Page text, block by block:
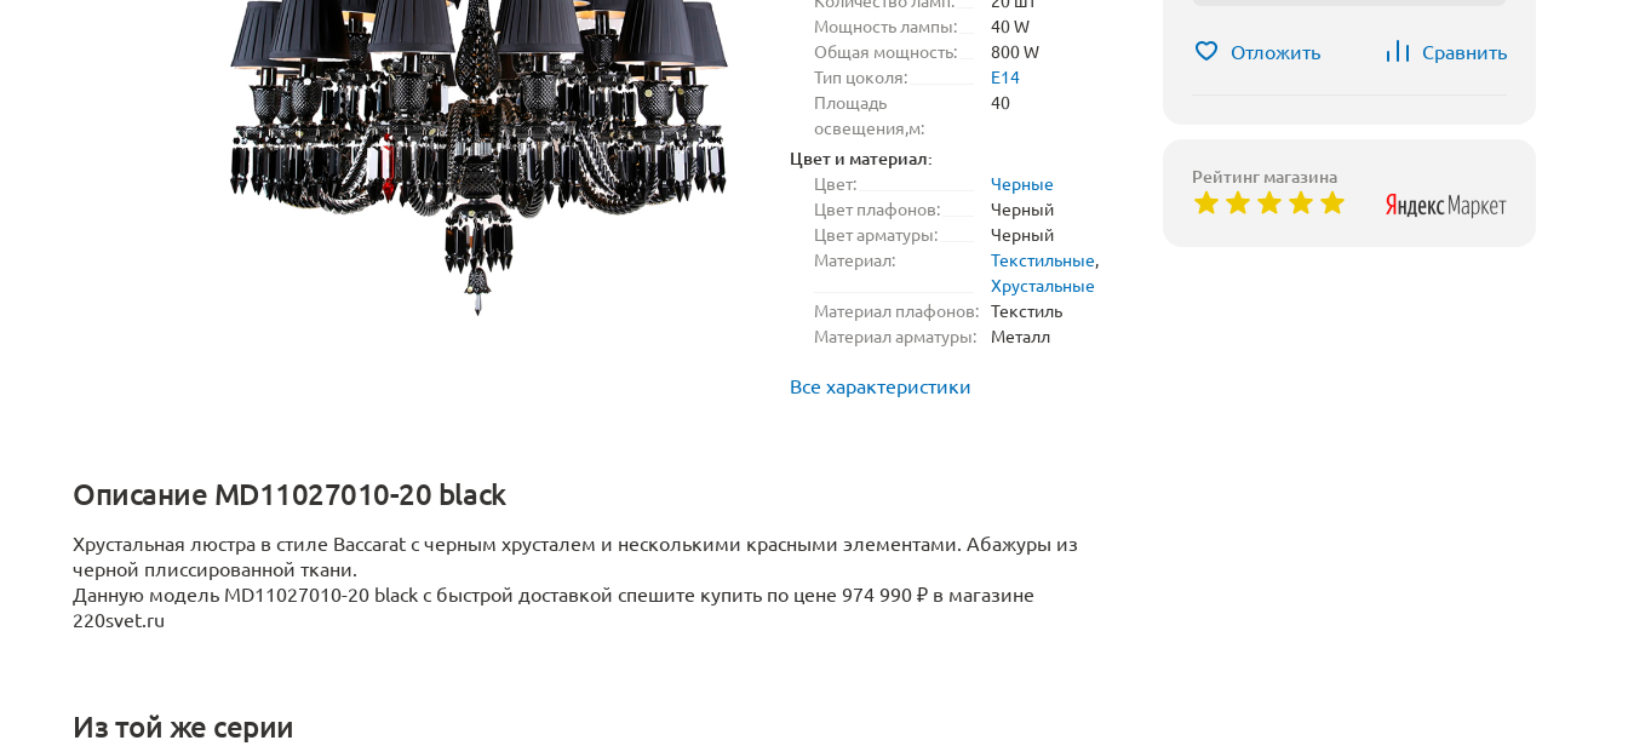
Мощность лампы:
40 W
Общая мощность:
800 W
Тип цоколя:
E14
Площадь
освещения,м:
40
Цвет и материал:
Цвет:
Черные
Цвет плафонов:
Черный
Цвет арматуры:
Черный
Материал:
Текстильные
Хрустальные
Материал плафонов: Текстиль
Материал арматуры:
Металл
Все характеристики
Описание MD11027010-20 black
Хрустальная люстра в стиле Baccarat с черным хрусталем и несколькими красными элементами. Абажуры из
черной плиссированной ткани.
Данную модель MD11027010-20 black с быстрой доставкой спешите купить по цене 974 990 ₽ в магазине
220svet.ru
Из той же серии
Отложить Сравнить
Рейтинг магазина